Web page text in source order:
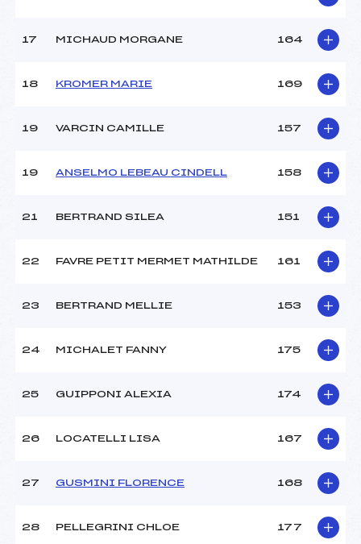
17 MICHAUD MORGANE 164
18 KROMER MARIE 169
19 VARCIN CAMILLE 157
19 ANSELMO LEBEAU CINDELL 158
21 BERTRAND SILEA 151
22 FAVRE PETIT MERMET MATHILDE 161
23 BERTRAND MELLIE 153
24 MICHALET FANNY 175
25 GUIPPONI ALEXIA 174
26 LOCATELLI LISA 167
27 GUSMINI FLORENCE 168
28 PELLEGRINI CHLOE 177